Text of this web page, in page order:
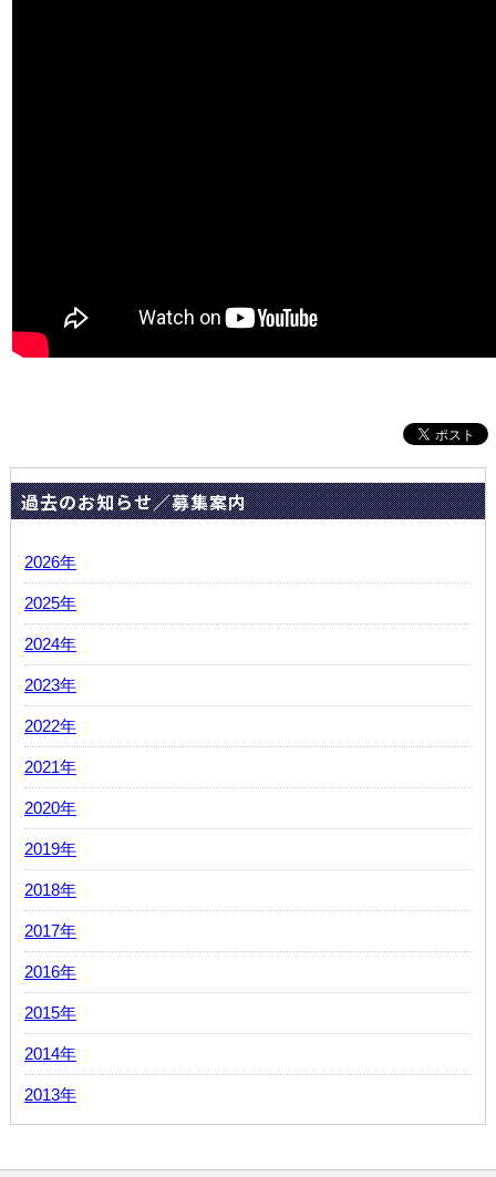
過去のお知らせ／募集案内
2026年
2025年
2024年
2023年
2022年
2021年
2020年
2019年
2018年
2017年
2016年
2015年
2014年
2013年